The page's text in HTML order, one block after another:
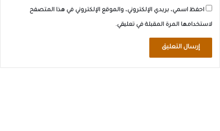
احفظ اسمي، بريدي الإلكتروني، والموقع الإلكتروني في هذا المتصفح
لاستخدامها المرة المقبلة في تعليقي.